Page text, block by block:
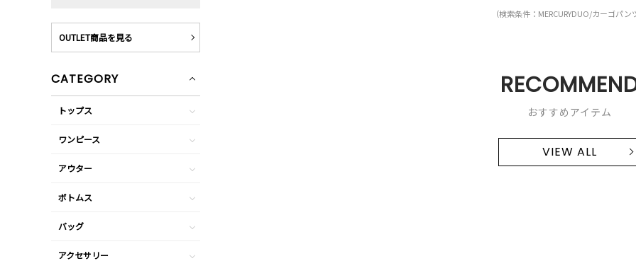
（検索条件：MERCURYDUO/カーゴパン
おすすめアイテム
VIEW ALL
OUTLET商品を見る
CATEGORY
トップス
ワンピース
アウター
ボトムス
バッグ
アクセサリー